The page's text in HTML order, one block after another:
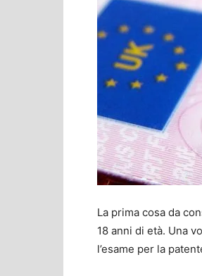
La prima cosa da
18 anni di età. Una
l’esame per la